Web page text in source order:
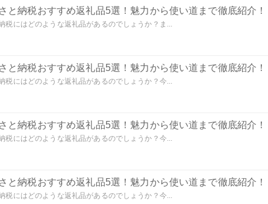
と納税おすすめ返礼品5選！魅力から使い道まで徹底紹介！
税にはどのような返礼品があるのでしょうか？ま...
と納税おすすめ返礼品5選！魅力から使い道まで徹底紹介！
税にはどのような返礼品があるのでしょうか？今...
と納税おすすめ返礼品5選！魅力から使い道まで徹底紹介！
税にはどのような返礼品があるのでしょうか？今...
と納税おすすめ返礼品5選！魅力から使い道まで徹底紹介！
税にはどのような返礼品があるのでしょうか？今...